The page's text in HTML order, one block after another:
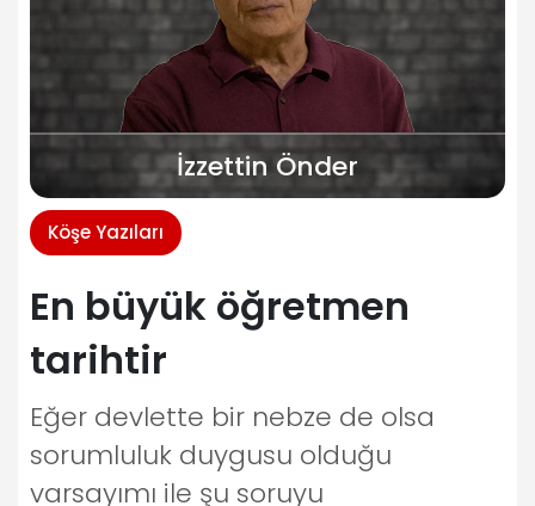
İzzettin Önder
Köşe Yazıları
En büyük öğretmen
tarihtir
Eğer devlette bir nebze de olsa
sorumluluk duygusu olduğu
varsayımı ile şu soruyu